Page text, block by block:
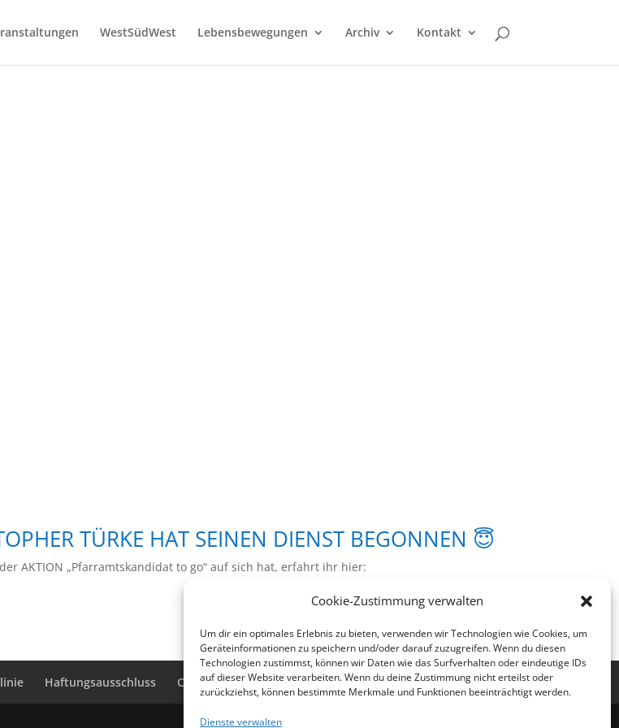
Cookie-Zustimmung verwalten
Um dir ein optimales Erlebnis zu bieten, verwenden wir Technologien wie Cookies, um
Geräteinformationen zu speichern und/oder darauf zuzugreifen. Wenn du diesen
Technologien zustimmst, können wir Daten wie das Surfverhalten oder eindeutige IDs
auf dieser Website verarbeiten. Wenn du deine Zustimmung nicht erteilst oder
zurückziehst, können bestimmte Merkmale und Funktionen beeinträchtigt werden.
Dienste verwalten
WestSüdWest Lebensbewegungen Archiv Kontakt
TÜRKE HAT SEINEN DIENST BEGONNEN 😇
AKTION „Pfarramtskandidat to go“ auf sich hat, erfahrt ihr hier:
Haftungsausschluss Cookie-Richtlinie (EU)